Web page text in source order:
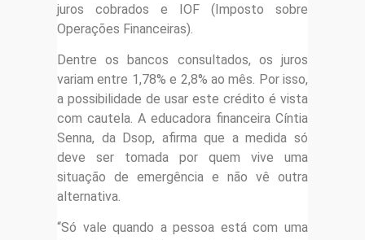
juros cobrados e IOF (Imposto sobre
Operações Financeiras).
Dentre os bancos consultados, os juros
variam entre 1,78% e 2,8% ao mês. Por isso,
a possibilidade de usar este crédito é vista
com cautela. A educadora financeira Cíntia
Senna, da Dsop, afirma que a medida só
deve ser tomada por quem vive uma
situação de emergência e não vê outra
alternativa.
“Só vale quando a pessoa está com uma